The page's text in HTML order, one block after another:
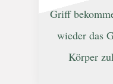
Griff
wieder das
Körper